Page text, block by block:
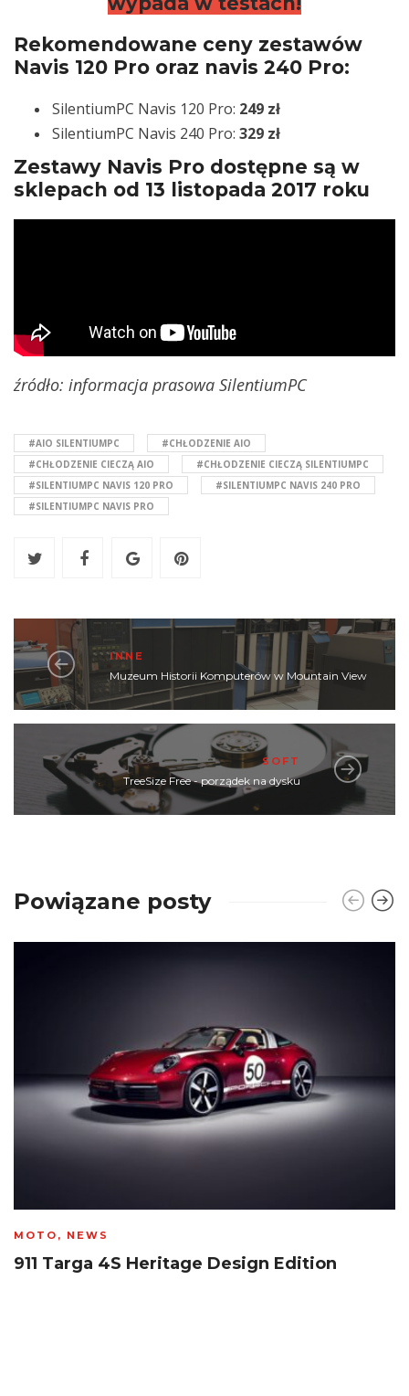
Rekomendowane ceny zestawów
Navis 120 Pro oraz navis 240 Pro:
SilentiumPC Navis 120 Pro: 249 zł
SilentiumPC Navis 240 Pro: 329 zł
Zestawy Navis Pro dostępne są w
sklepach od 13 listopada 2017 roku
źródło: informacja prasowa SilentiumPC
#AIO SILENTIUMPC
#CHŁODZENIE AIO
#CHŁODZENIE CIECZĄ AIO
#CHŁODZENIE CIECZĄ SILENTIUMPC
#SILENTIUMPC NAVIS 120 PRO
#SILENTIUMPC NAVIS 240 PRO
#SILENTIUMPC NAVIS PRO
INNE
Muzeum Historii Komputerów w Mountain View
SOFT
TreeSize Free - porządek na dysku
Powiązane posty
MOTO , NEWS
911 Targa 4S Heritage Design Edition